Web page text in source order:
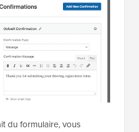
du formulaire, vous